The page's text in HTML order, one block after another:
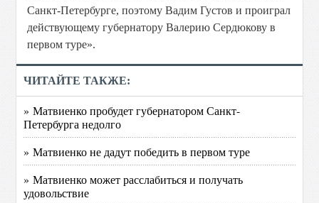
Санкт-Петербурге, поэтому Вадим Густов и проиграл
действующему губернатору Валерию Сердюкову в
первом туре».
ЧИТАЙТЕ ТАКЖЕ:
» Матвиенко пробудет губернатором Санкт-
Петербурга недолго
» Матвиенко не дадут победить в первом туре
» Матвиенко может расслабиться и получать
удовольствие